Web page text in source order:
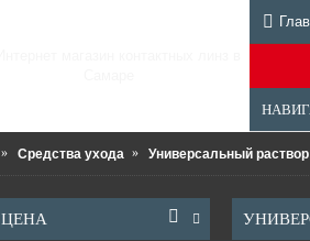
Средства ухода Универсальный раствор
ЦЕНА